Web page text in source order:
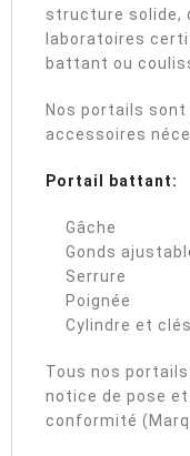
structure solide,
laboratoires
battant ou
Nos portails
accessoires
Portail battant:
Gâche
Gonds
Serrure
Poignée
Cylindre et clés
Tous nos
notice de pose et
conformité